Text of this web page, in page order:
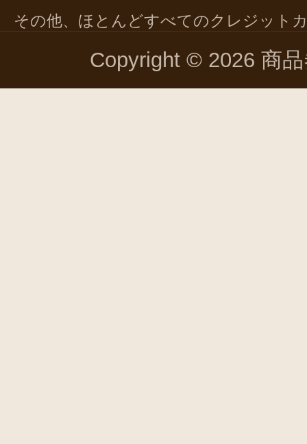
その他、ほとんどすべてのクレジット
Copyright © 2026 商